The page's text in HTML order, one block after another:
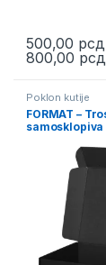
500,00 рсд
800,00 рсд
This product
Poklon kutije
FORMAT –